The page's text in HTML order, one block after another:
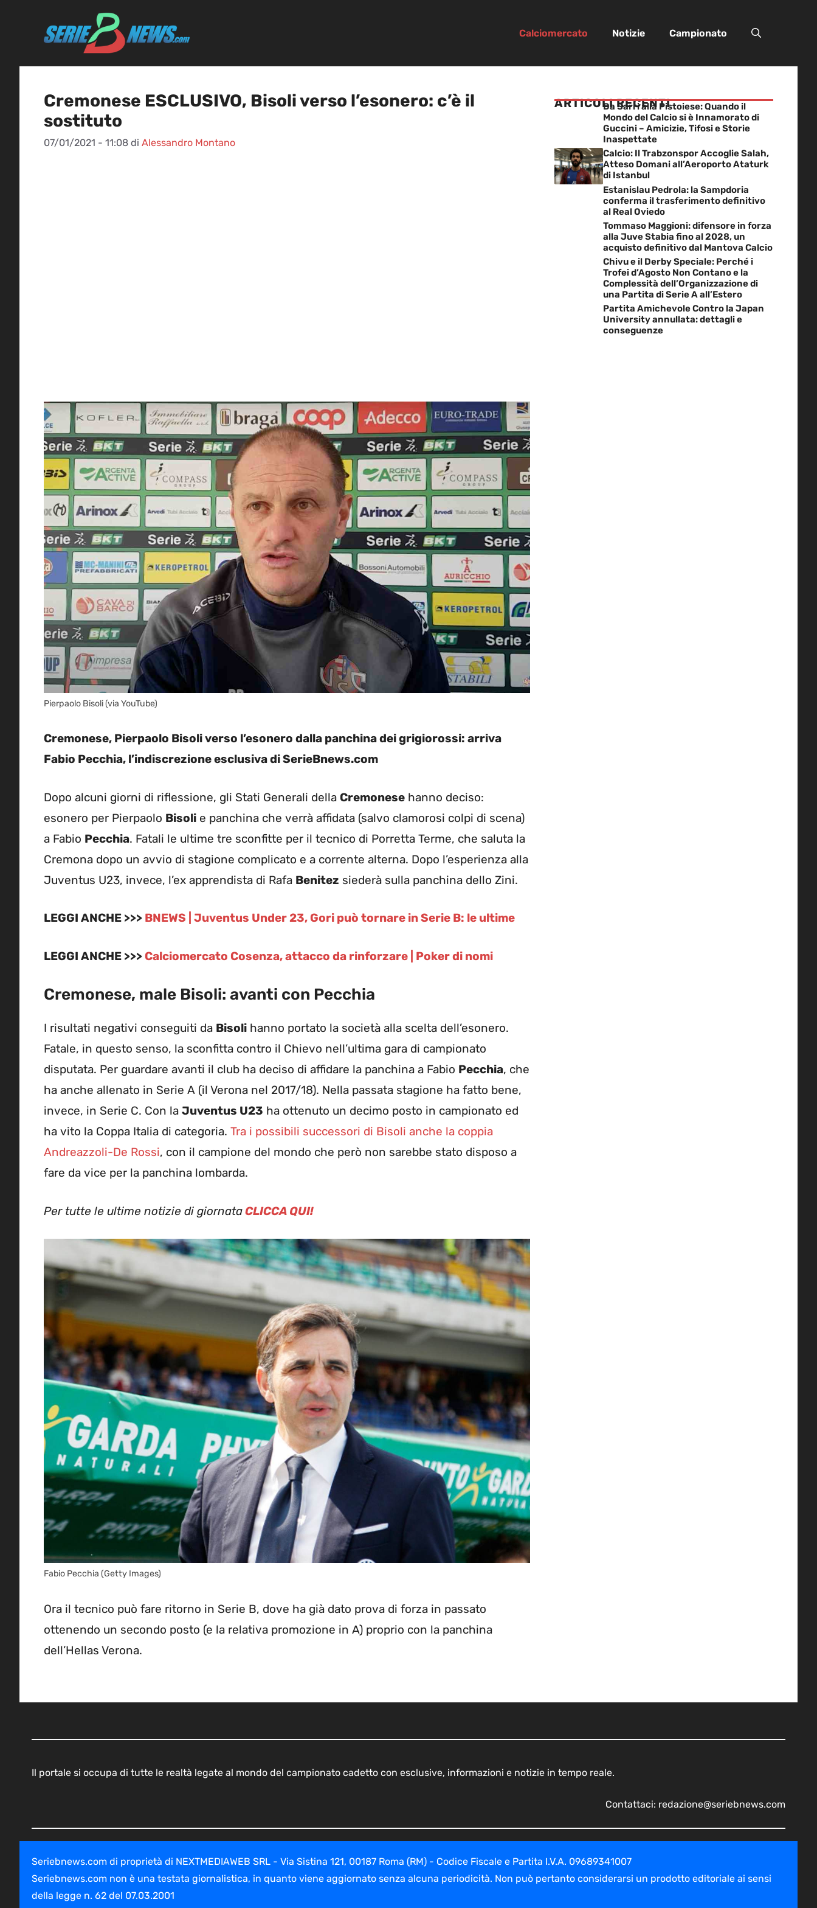
Calciomercato Notizie Campionato
Cremonese ESCLUSIVO, Bisoli verso l’esonero: c’è il
sostituto
07/01/2021 - 11:08 di Alessandro Montano
Pierpaolo Bisoli (via YouTube)
Cremonese, Pierpaolo Bisoli verso l’esonero dalla panchina dei grigiorossi: arriva
Fabio Pecchia, l’indiscrezione esclusiva di SerieBnews.com
Dopo alcuni giorni di riflessione, gli Stati Generali della Cremonese hanno deciso:
esonero per Pierpaolo Bisoli e panchina che verrà affidata (salvo clamorosi colpi di scena)
a Fabio Pecchia. Fatali le ultime tre sconfitte per il tecnico di Porretta Terme, che saluta la
Cremona dopo un avvio di stagione complicato e a corrente alterna. Dopo l’esperienza alla
Juventus U23, invece, l’ex apprendista di Rafa Benitez siederà sulla panchina dello Zini.
LEGGI ANCHE >>> BNEWS | Juventus Under 23, Gori può tornare in Serie B: le ultime
LEGGI ANCHE >>> Calciomercato Cosenza, attacco da rinforzare | Poker di nomi
Cremonese, male Bisoli: avanti con Pecchia
I risultati negativi conseguiti da Bisoli hanno portato la società alla scelta dell’esonero.
Fatale, in questo senso, la sconfitta contro il Chievo nell’ultima gara di campionato
disputata. Per guardare avanti il club ha deciso di affidare la panchina a Fabio Pecchia, che
ha anche allenato in Serie A (il Verona nel 2017/18). Nella passata stagione ha fatto bene,
invece, in Serie C. Con la Juventus U23 ha ottenuto un decimo posto in campionato ed
ha vito la Coppa Italia di categoria. Tra i possibili successori di Bisoli anche la coppia
Andreazzoli-De Rossi, con il campione del mondo che però non sarebbe stato disposo a
fare da vice per la panchina lombarda.
Per tutte le ultime notizie di giornataCLICCA QUI!
Fabio Pecchia (Getty Images)
Ora il tecnico può fare ritorno in Serie B, dove ha già dato prova di forza in passato
ottenendo un secondo posto (e la relativa promozione in A) proprio con la panchina
dell’Hellas Verona.
ARTICOLI RECENTI
Da Sarri alla Pistoiese: Quando il
Mondo del Calcio si è Innamorato di
Guccini – Amicizie, Tifosi e Storie
Inaspettate
Calcio: Il Trabzonspor Accoglie Salah,
Atteso Domani all’Aeroporto Ataturk
di Istanbul
Estanislau Pedrola: la Sampdoria
conferma il trasferimento definitivo
al Real Oviedo
Tommaso Maggioni: difensore in forza
alla Juve Stabia fino al 2028, un
acquisto definitivo dal Mantova Calcio
Chivu e il Derby Speciale: Perché i
Trofei d’Agosto Non Contano e la
Complessità dell’Organizzazione di
una Partita di Serie A all’Estero
Partita Amichevole Contro la Japan
University annullata: dettagli e
conseguenze
Il portale si occupa di tutte le realtà legate al mondo del campionato cadetto con esclusive, informazioni e notizie in tempo reale.
Contattaci: redazione@seriebnews.com
Seriebnews.com di proprietà di NEXTMEDIAWEB SRL - Via Sistina 121, 00187 Roma (RM) - Codice Fiscale e Partita I.V.A. 09689341007
Seriebnews.com non è una testata giornalistica, in quanto viene aggiornato senza alcuna periodicità. Non può pertanto considerarsi un prodotto editoriale ai sensi
della legge n. 62 del 07.03.2001